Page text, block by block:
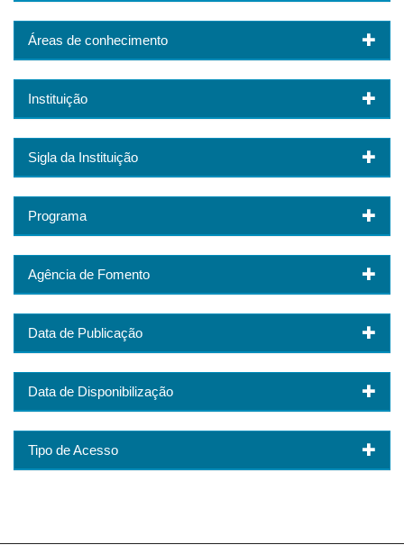
Áreas de conhecimento
Instituição
Sigla da Instituição
Programa
Agência de Fomento
Data de Publicação
Data de Disponibilização
Tipo de Acesso